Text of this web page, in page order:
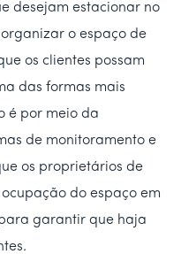
desejam estacionar no
organizar o espaço de
os clientes possam
das formas mais
é por meio da
de monitoramento e
os proprietários de
do espaço em
garantir que haja